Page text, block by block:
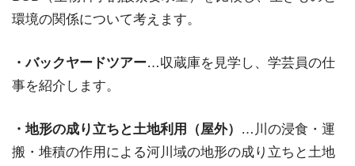
環境の関係について考えます。
・バックヤードツアー…収蔵庫を見学し、学芸員の仕
事を紹介します。
・地形の成り立ちと土地利用（屋外）
…川の浸食・運
搬・堆積の作用による河川域の地形の成り立ちと土地